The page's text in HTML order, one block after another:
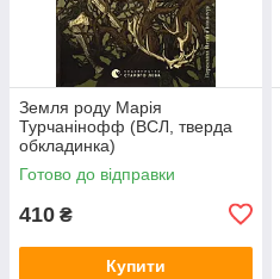
Земля роду Марія
Турчанінофф (ВСЛ, тверда
обкладинка)
Готово до відправки
410 ₴
Купити